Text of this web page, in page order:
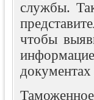
службы.
чтобы
документах